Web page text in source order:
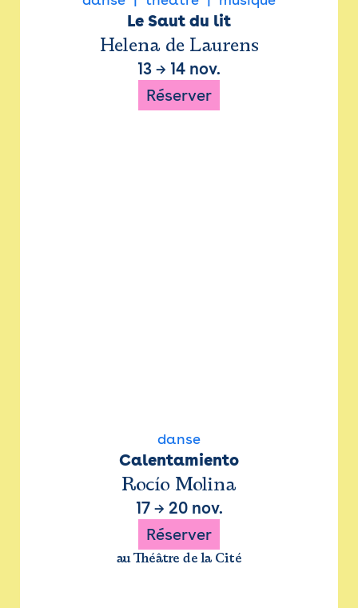
Le Saut du lit
Helena de Laurens
13 → 14 nov.
Réserver
danse
Calentamiento
Rocío Molina
17→ 20 nov.
Réserver
au Théâtre de la Cité